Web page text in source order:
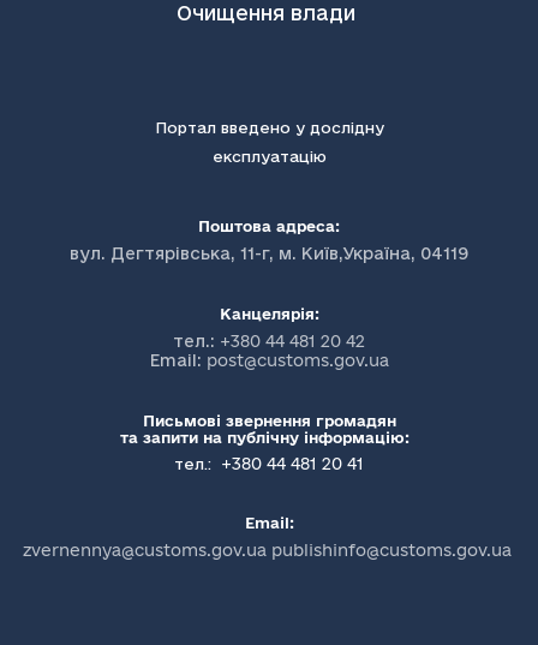
Очищення влади
Портал введено у дослідну
експлуатацію
Поштова адреса:
вул. Дегтярівська, 11-г, м. Київ,Україна, 04119
Канцелярія:
тел.: +380 44 481 20 42
Email: post@customs.gov.ua
Письмові звернення громадян
та запити на публічну інформацію:
тел.:
+380 44 481 20 41
Email:
zvernennya@customs.gov.ua publishinfo@customs.gov.ua